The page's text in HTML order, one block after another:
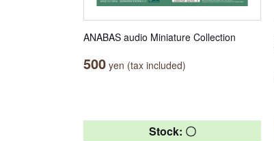
ANABAS audio Miniature Collection
500 yen (tax included)
Stock: 〇